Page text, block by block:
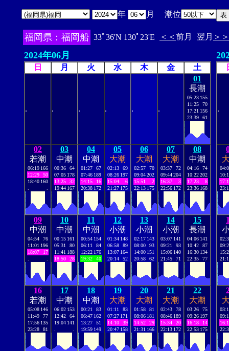
年 月 潮位
福岡県：福岡船 33ﾟ36'N 130ﾟ23'E ＜＜ 前月 翌月 ＞＞
2024年06月
日 月 火 水 木 金 土
. . . . . .
01
長潮
05:23 155
11:25
70
17:21 156
23:39
61
02
若潮
06:19 166
12:29
50
18:40 160
03
中潮
00:36
64
07:05 178
13:25
32
19:44 167
04
中潮
01:27
67
07:46 189
14:15
16
20:38 172
05
大潮
02:13
69
08:26 197
15:04
6
21:27 175
06
大潮
02:57
70
09:04202
15:51
2
22:13 175
07
大潮
03:37
72
09:44204
16:37
3
22:56 172
08
中潮
04:16
74
10:22202
17:23
8
23:36 168
09
中潮
04:54
76
11:01 196
18:07
17
10
中潮
00:15 161
05:31
80
11:41 188
18:50
28
11
中潮
00:54 154
06:11
84
12:22 176
19:32
40
12
小潮
01:34 148
06:58
89
13:07 164
20:14
52
13
小潮
02:17 143
08:00
93
14:00 151
20:58
62
14
小潮
03:07 141
09:21
93
15:06 140
21:45
71
15
長潮
04:06 141
10:42
87
16:30 134
22:35
77
16
若潮
05:08 146
11:49
77
17:56 135
23:28
81
17
中潮
06:02 153
12:42
64
19:04 141
18
中潮
00:21
83
06:47 162
13:27
51
19:59 149
19
大潮
01:11
83
07:27 171
14:10
39
20:47 158
20
大潮
01:58
81
08:06 181
14:52
29
21:31 166
21
大潮
02:43
78
08:46 189
15:34
20
22:13 172
22
大潮
03:26
75
09:26 197
16:18
14
22:53 175
.